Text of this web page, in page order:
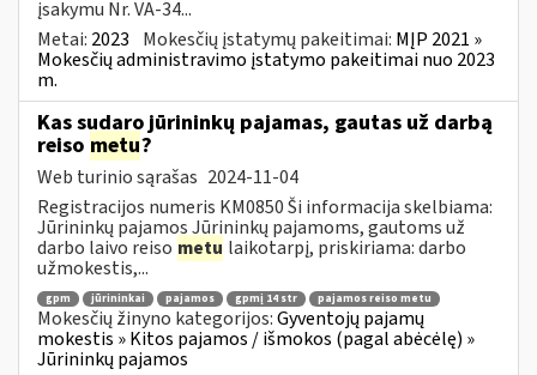
įsakymu Nr. VA-34...
Metai: 2023 Mokesčių įstatymų pakeitimai: MĮP 2021 »
Mokesčių administravimo įstatymo pakeitimai nuo 2023
m.
Kas sudaro jūrininkų pajamas, gautas už darbą
reiso metu?
Web turinio sąrašas 2024-11-04
Registracijos numeris KM0850 Ši informacija skelbiama:
Jūrininkų pajamos Jūrininkų pajamoms, gautoms už
darbo laivo reiso metu laikotarpį, priskiriama: darbo
užmokestis,...
gpm jūrininkai pajamos gpmį 14 str pajamos reiso metu
Mokesčių žinyno kategorijos:Gyventojų pajamų
mokestis » Kitos pajamos / išmokos (pagal abėcėlę) »
Jūrininkų pajamos